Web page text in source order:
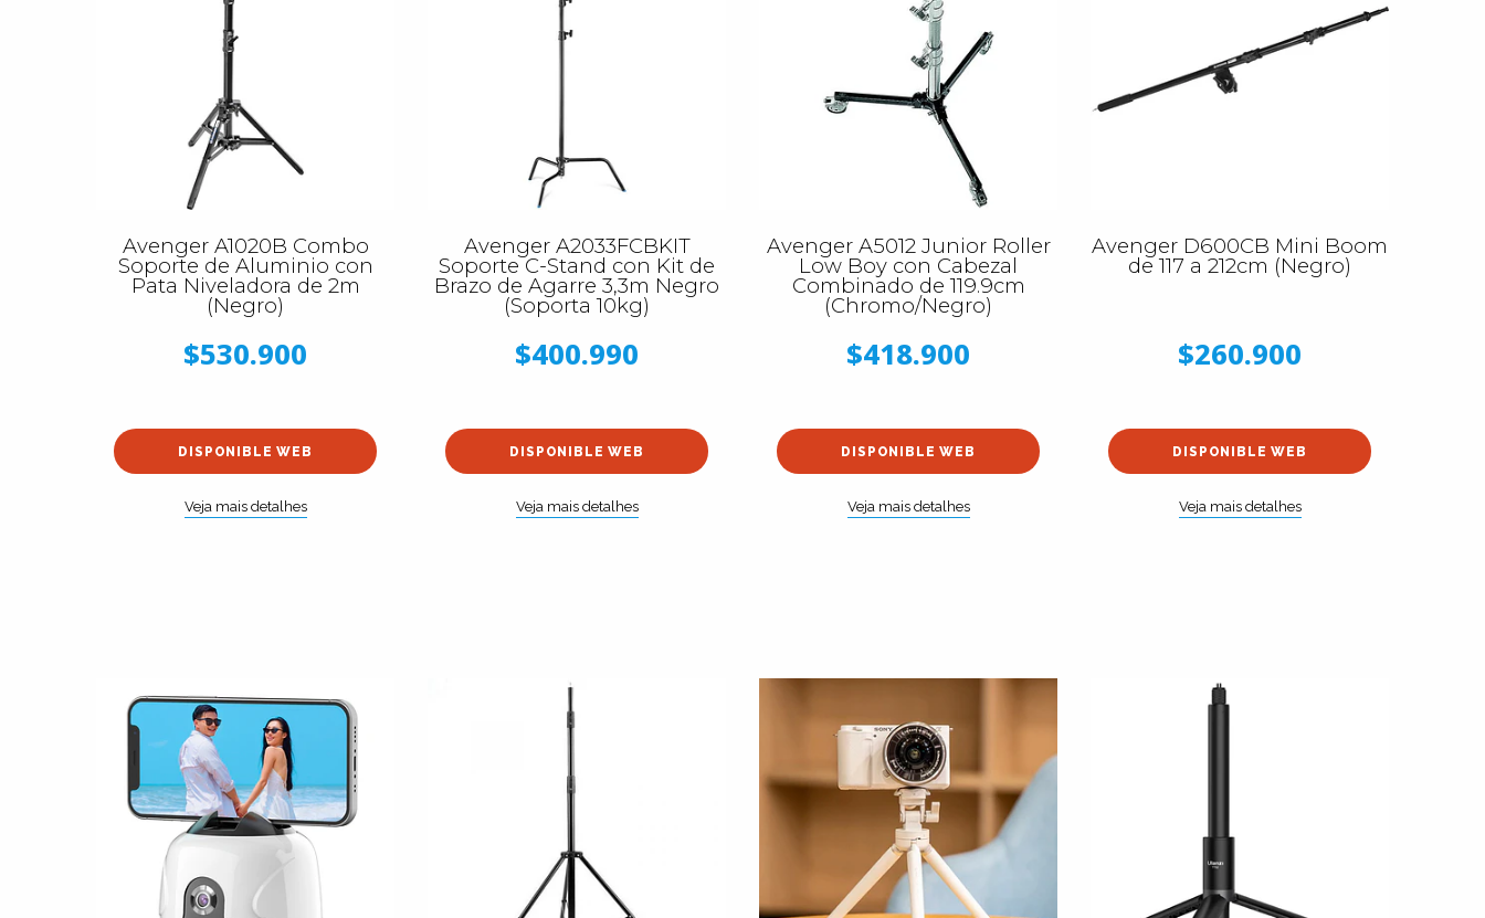
Avenger A1020B Combo
Soporte de Aluminio con
Pata Niveladora de 2m
(Negro)
$530.900
DISPONIBLE WEB
Veja mais detalhes
Avenger A2033FCBKIT
Soporte C-Stand con Kit de
Brazo de Agarre 3,3m Negro
(Soporta 10kg)
$400.990
DISPONIBLE WEB
Veja mais detalhes
Avenger A5012 Junior Roller
Low Boy con Cabezal
Combinado de 119.9cm
(Chromo/Negro)
$418.900
DISPONIBLE WEB
Veja mais detalhes
Avenger D600CB Mini Boom
de 117 a 212cm (Negro)
$260.900
DISPONIBLE WEB
Veja mais detalhes